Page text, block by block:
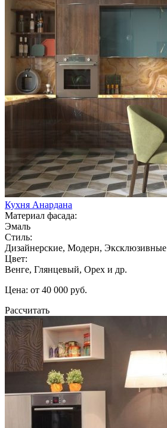
Кухня Анардана
Материал фасада:
Эмаль
Стиль:
Дизайнерские, Модерн, Эксклюзивные
Цвет:
Венге, Глянцевый, Орех и др.
Цена: от 40 000 руб.
Рассчитать